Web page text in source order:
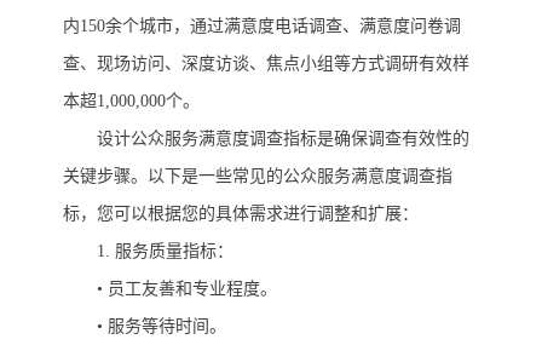
内150余个城市，通过满意度电话调查、满意度问卷调
查、现场访问、深度访谈、焦点小组等方式调研有效样
本超1,000,000个。
设计公众服务满意度调查指标是确保调查有效性的
关键步骤。以下是一些常见的公众服务满意度调查指
标，您可以根据您的具体需求进行调整和扩展：
1. 服务质量指标：
• 员工友善和专业程度。
• 服务等待时间。